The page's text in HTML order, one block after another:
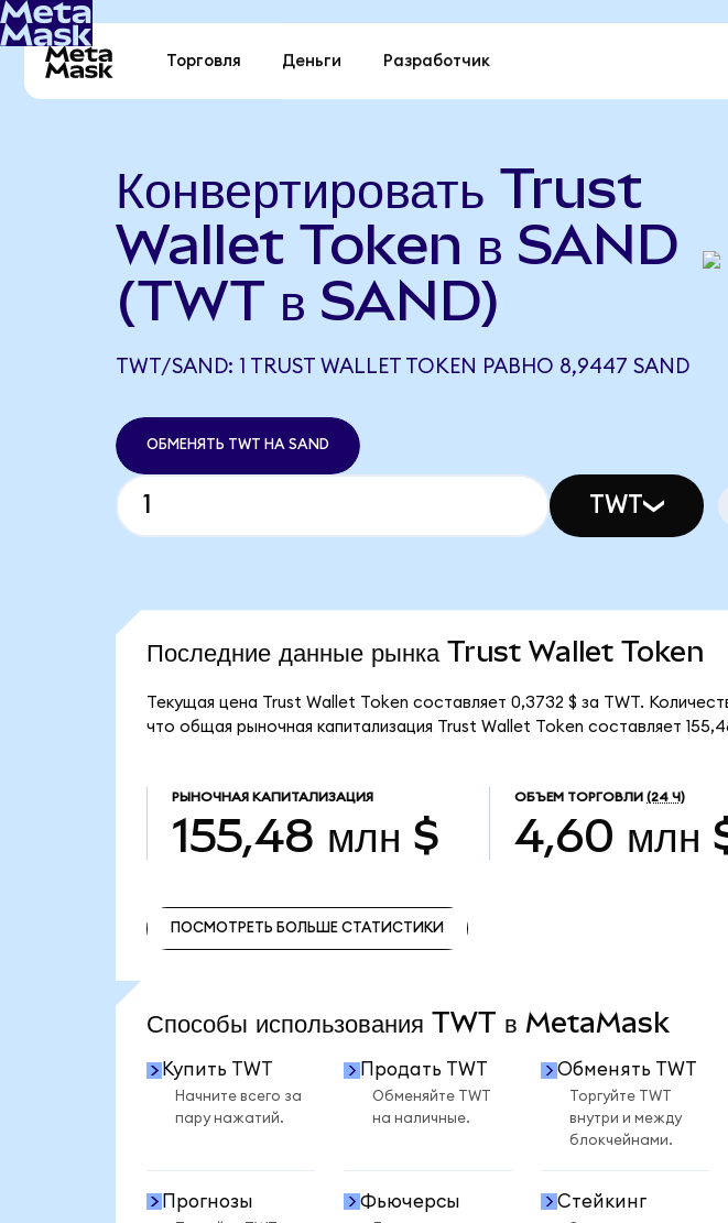
Торговля Деньги Разработчик
Конвертировать Trust
Wallet Token в SAND
(TWT в SAND)
TWT/SAND: 1 TRUST WALLET TOKEN РАВНО 8,9447 SAND
ОБМЕНЯТЬ TWT НА SAND
TWT
Последние данные рынка Trust Wallet Token
Текущая цена Trust Wallet Token составляет 0,3732 $ за TWT.
что общая рыночная капитализация Trust Wallet Token составляет
РЫНОЧНАЯ КАПИТАЛИЗАЦИЯ
155,48 млн $
ОБЪЕМ ТОРГОВЛИ (24 Ч)
4,60 млн
ПОСМОТРЕТЬ БОЛЬШЕ СТАТИСТИКИ
Способы использования TWT в MetaMask
Купить TWT
Начните всего за
пару нажатий.
Продать TWT
Обменяйте TWT
на наличные.
Обменять TWT
Торгуйте TWT
внутри и между
блокчейнами.
Прогнозы Фьючерсы Стейкинг